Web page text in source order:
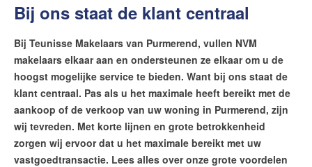
Woningmarkt Purmerend Q1 2026
Onze waarden
Ons NVM-lidmaatschap
Onze 10 zekerheden
Onze aan- en verkochte panden
Ons aanbod
Woningzoekers
Bij ons staat de klant centraal
Bij Teunisse Makelaars van Purmerend, vullen NVM
makelaars elkaar aan en ondersteunen ze elkaar om u de
hoogst mogelijke service te bieden. Want bij ons staat de
klant centraal. Pas als u het maximale heeft bereikt met de
aankoop of de verkoop van uw woning in Purmerend, zijn
wij tevreden. Met korte lijnen en grote betrokkenheid
zorgen wij ervoor dat u het maximale bereikt met uw
vastgoedtransactie. Lees alles over onze grote voordelen